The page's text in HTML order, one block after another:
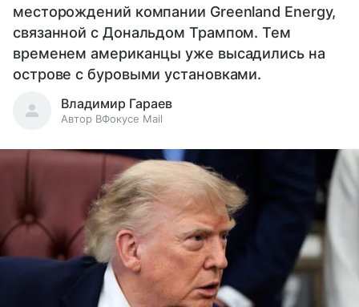
месторождений компании Greenland Energy,
связанной с Дональдом Трампом. Тем
временем американцы уже высадились на
острове с буровыми установками.
Владимир Гараев
Автор ВФокусе Mail